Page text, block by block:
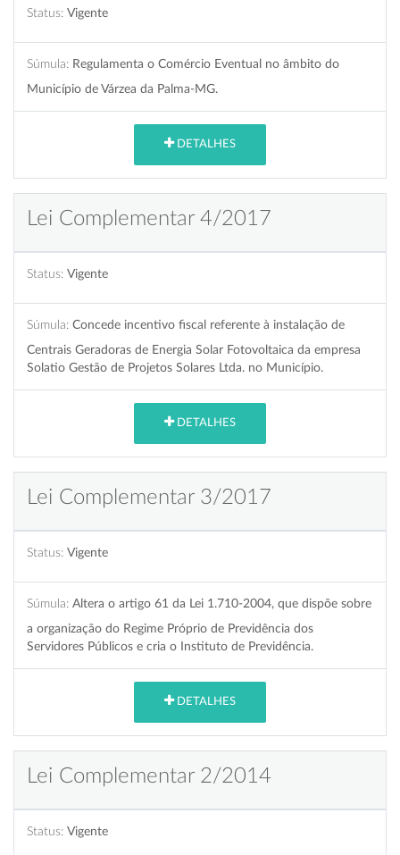
Status: Vigente
Súmula: Regulamenta o Comércio Eventual no âmbito do
Município de Várzea da Palma-MG.
DETALHES
Lei Complementar 4/2017
Status: Vigente
Súmula: Concede incentivo fiscal referente à instalação de
Centrais Geradoras de Energia Solar Fotovoltaica da empresa
Solatio Gestão de Projetos Solares Ltda. no Município.
DETALHES
Lei Complementar 3/2017
Status: Vigente
Súmula: Altera o artigo 61 da Lei 1.710-2004, que dispõe sobre
a organização do Regime Próprio de Previdência dos
Servidores Públicos e cria o Instituto de Previdência.
DETALHES
Lei Complementar 2/2014
Status: Vigente